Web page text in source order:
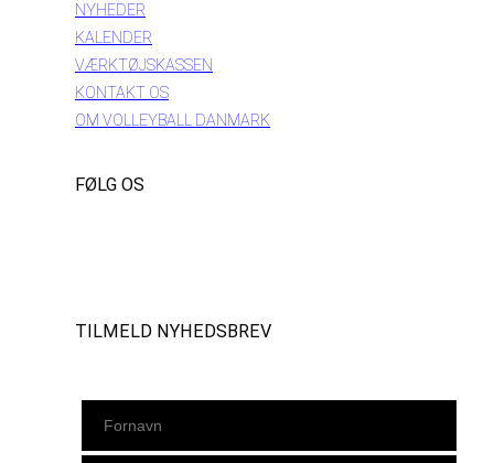
NYHEDER
KALENDER
VÆRKTØJSKASSEN
KONTAKT OS
OM VOLLEYBALL DANMARK
FØLG OS
TILMELD NYHEDSBREV